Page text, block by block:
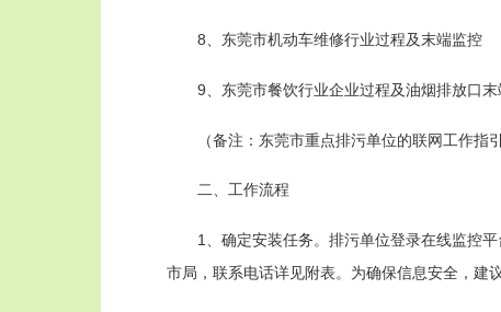
8、东莞市机动车维修行业过程及末端监控
9、东莞市餐饮行业企业过程及油烟排放口末
（备注：东莞市重点排污单位的联网工作指
二、工作流程
1、确定安装任务。排污单位登录在线监控平
市局，联系电话详见附表。为确保信息安全，建